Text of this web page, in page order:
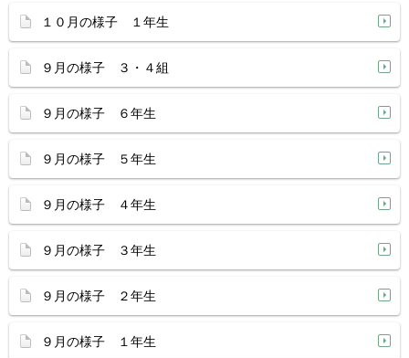
１０月の様子 １年生
９月の様子 ３・４組
９月の様子 ６年生
９月の様子 ５年生
９月の様子 ４年生
９月の様子 ３年生
９月の様子 ２年生
９月の様子 １年生